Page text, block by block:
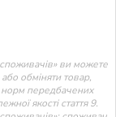
ви можете
обміняти товар,
норм передбачених
якості стаття 9.